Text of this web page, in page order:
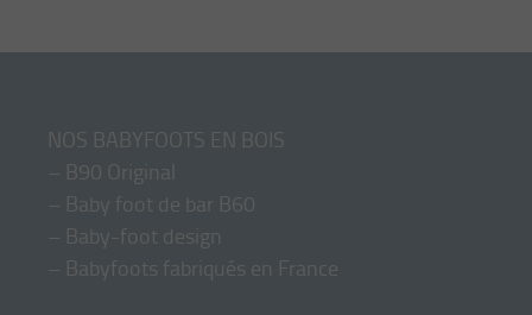
NOS BABYFOOTS EN BOIS
– B90 Original
– Baby foot de bar B60
– Baby-foot design
– Babyfoots fabriqués en France